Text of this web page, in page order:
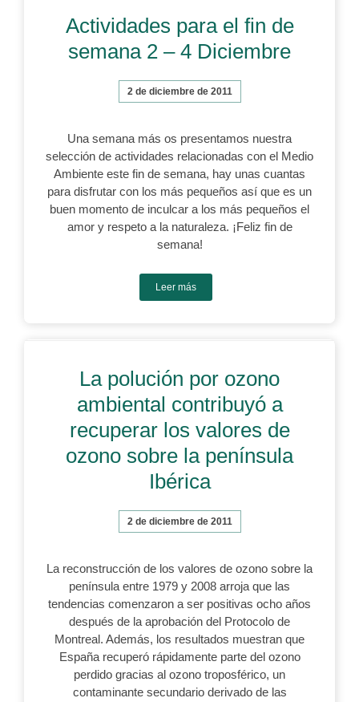
Actividades para el fin de
semana 2 – 4 Diciembre
2 de diciembre de 2011
Una semana más os presentamos nuestra
selección de actividades relacionadas con el Medio
Ambiente este fin de semana, hay unas cuantas
para disfrutar con los más pequeños así que es un
buen momento de inculcar a los más pequeños el
amor y respeto a la naturaleza. ¡Feliz fin de
semana!
Leer más
La polución por ozono
ambiental contribuyó a
recuperar los valores de
ozono sobre la península
Ibérica
2 de diciembre de 2011
La reconstrucción de los valores de ozono sobre la
península entre 1979 y 2008 arroja que las
tendencias comenzaron a ser positivas ocho años
después de la aprobación del Protocolo de
Montreal. Además, los resultados muestran que
España recuperó rápidamente parte del ozono
perdido gracias al ozono troposférico, un
contaminante secundario derivado de las